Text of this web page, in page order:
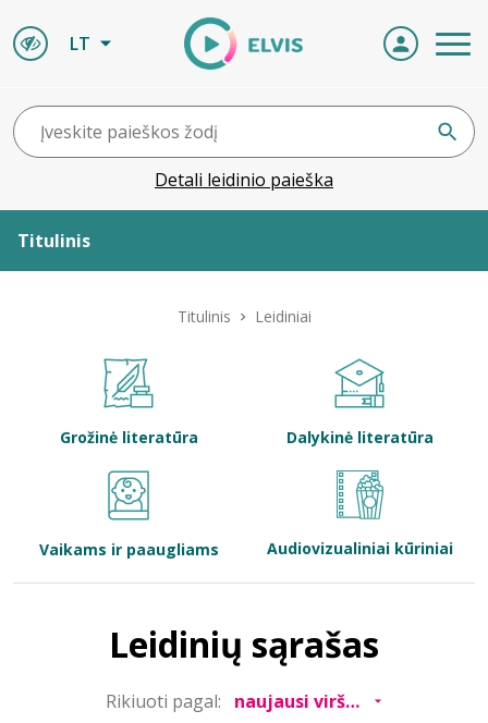
LT
Detali leidinio paieška
Titulinis
Bibliotekoms
Titulinis Leidiniai
Grožinė literatūra Dalykinė literatūra
Vaikams ir paaugliams Audiovizualiniai kūriniai
Leidinių sąrašas
Rikiuoti pagal: